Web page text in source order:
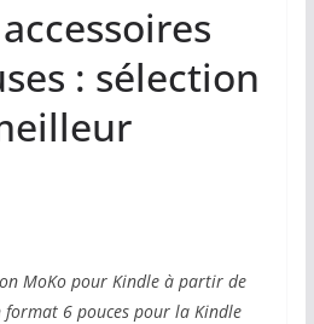
: sélection
MoKo pour Kindle à partir de
format 6 pouces pour la Kindle